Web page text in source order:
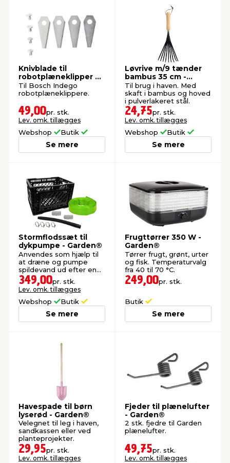
Knivblade til
robotplæneklipper 9
stk. - Garden®
Til Bosch Indego
robotplæneklippere.
49,00pr. stk.
Lev. omk. tillægges
Webshop Butik
Se mere
Løvrive m/9 tænder
bambus 35 cm -
Garden®
Til brug i haven. Med
skaft i bambus og hoved
i pulverlakeret stål.
24,75pr. stk.
Lev. omk. tillægges
Webshop Butik
Se mere
Stormflodssæt til
dykpumpe - Garden®
Anvendes som hjælp til
at dræne og pumpe
spildevand ud efter en
oversvømmelse.
349,00pr. stk.
Lev. omk. tillægges
Webshop Butik
Se mere
Frugttørrer 350 W -
Garden®
Tørrer frugt, grønt, urter
og fisk. Temperaturvalg
fra 40 til 70 °C.
249,00pr. stk.
Butik
Se mere
Havespade til børn
lyserød - Garden®
Velegnet til leg i haven,
sandkassen eller ved
planteprojekter.
29,95pr. stk.
Lev. omk. tillægges
Fjeder til plænelufter
- Garden®
2 stk. fjedre til Garden
plænelufter.
49,75pr. stk.
Lev. omk. tillægges